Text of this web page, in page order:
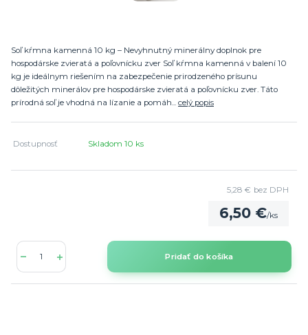
Soľ kŕmna kamenná 10 kg – Nevyhnutný minerálny doplnok pre
hospodárske zvieratá a poľovnícku zver Soľ kŕmna kamenná v balení 10
kg je ideálnym riešením na zabezpečenie prirodzeného prísunu
dôležitých minerálov pre hospodárske zvieratá a poľovnícku zver. Táto
prírodná soľ je vhodná na lízanie a pomáh... celý popis
Dostupnosť Skladom 10 ks
6,50 €/ks
5,28 € bez DPH
Pridať do košíka